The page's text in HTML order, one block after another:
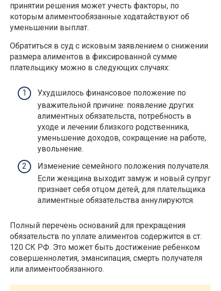
принятии решения может учесть факторы, по
которым алиментообязанные ходатайствуют об
уменьшении выплат.
Обратиться в суд с исковым заявлением о снижении
размера алиментов в фиксированной сумме
плательщику можно в следующих случаях:
Ухудшилось финансовое положение по
уважительной причине: появление других
алиментных обязательств, потребность в
уходе и лечении близкого родственника,
уменьшение доходов, сокращение на работе,
увольнение.
Изменение семейного положения получателя.
Если женщина выходит замуж и новый супруг
признает себя отцом детей, для плательщика
алиментные обязательства аннулируются.
Полный перечень оснований для прекращения
обязательств по уплате алиментов содержится в ст.
120 СК РФ. Это может быть достижение ребенком
совершеннолетия, эмансипация, смерть получателя
или алиментообязанного.